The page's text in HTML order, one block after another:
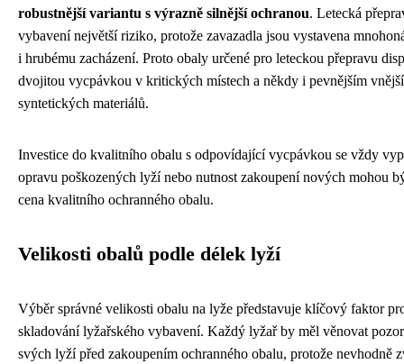
robustnější variantu s výrazně silnější ochranou. Letecká
vybavení největší riziko, protože zavazadla jsou vystavena
i hrubému zacházení. Proto obaly určené pro leteckou přepravu
dvojitou vycpávkou v kritických místech a někdy i pevnějším
syntetických materiálů.
Investice do kvalitního obalu s odpovídající vycpávkou se vždy
opravu poškozených lyží nebo nutnost zakoupení nových mohou
cena kvalitního ochranného obalu.
Velikosti obalů podle délek lyží
Výběr správné velikosti obalu na lyže představuje klíčový faktor
skladování lyžařského vybavení. Každý lyžař by měl věnovat
svých lyží před zakoupením ochranného obalu, protože nevhodně